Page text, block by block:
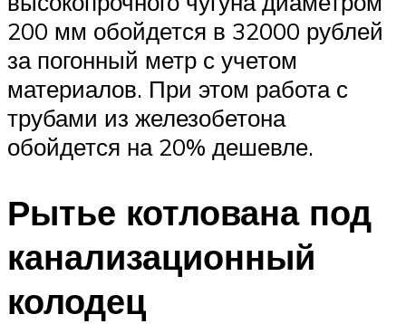
200 мм обойдется в 32000 рублей
за погонный метр с учетом
материалов. При этом работа с
трубами из железобетона
обойдется на 20% дешевле.
Рытье котлована под
канализационный
колодец